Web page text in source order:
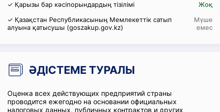
✓ Қарызы бар кәсіпорындардың тізілімі
Жоқ
✓ Қазақстан Республикасының Мемлекеттік сатып
алуына қатысушы (goszakup.gov.kz)
Мүше
емес
ӘДІСТЕМЕ ТУРАЛЫ
Оценка всех действующих предприятий страны
проводится ежегодно на основании официальных
налоговых данных, публичных контрактов и других